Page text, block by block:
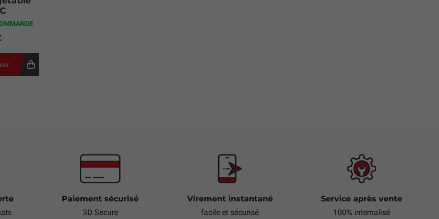
Paiement sécurisé
3D Secure
Virement instantané
facile et sécurisé
Service après vente
100% internalisé